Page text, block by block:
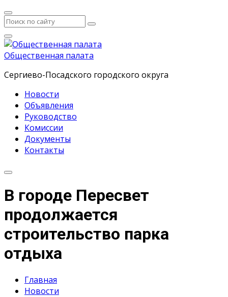
Общественная палата
Сергиево-Посадского городского округа
Новости
Объявления
Руководство
Комиссии
Документы
Контакты
В городе Пересвет
продолжается
строительство парка
отдыха
Главная
Новости